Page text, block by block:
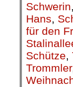
Schwerin,
Hans,
für den
Schütze,
Trommler